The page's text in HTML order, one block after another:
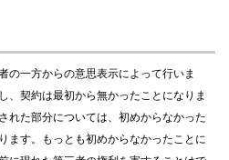
の一方からの意思表示によって行いま
、契約は最初から無かったことになりま
れた部分については、初めからなかった
ます。もっとも初めからなかったことに